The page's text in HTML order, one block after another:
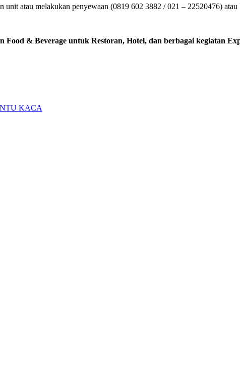
atau melakukan penyewaan (0819 602 3882 / 021 – 22520476)
Food & Beverage untuk Restoran, Hotel, dan berbagai kegiatan
KACA